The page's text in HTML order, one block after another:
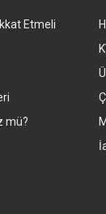
Etmeli
mü?